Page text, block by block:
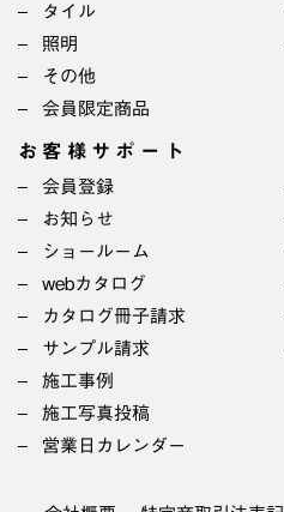
タイル
照明
その他
会員限定商品
お客様サポート
会員登録
お知らせ
ショールーム
webカタログ
カタログ冊子請求
サンプル請求
施工事例
施工写真投稿
営業日カレンダー